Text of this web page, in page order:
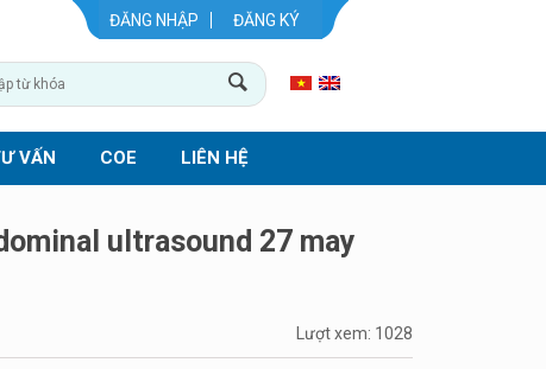
ĐĂNG NHẬP ĐĂNG KÝ
VẤN COE LIÊN HỆ
ultrasound 27 may
Lượt xem: 1028